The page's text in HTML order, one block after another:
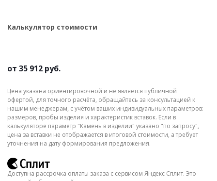
Калькулятор стоимости
от 35 912 руб.
Цена указана ориентировочной и не является публичной
офертой, для точного расчёта, обращайтесь за консультацией к
нашим менеджерам, с учётом ваших индивидуальных параметров:
размеров, пробы изделия и характеристик вставок. Если в
калькуляторе параметр "Камень в изделии" указано "по запросу",
цена за вставки не отображается в итоговой стоимости, а требует
уточнения на дату формирования предложения.
Доступна рассрочка оплаты заказа с сервисом Яндекс Сплит. Это